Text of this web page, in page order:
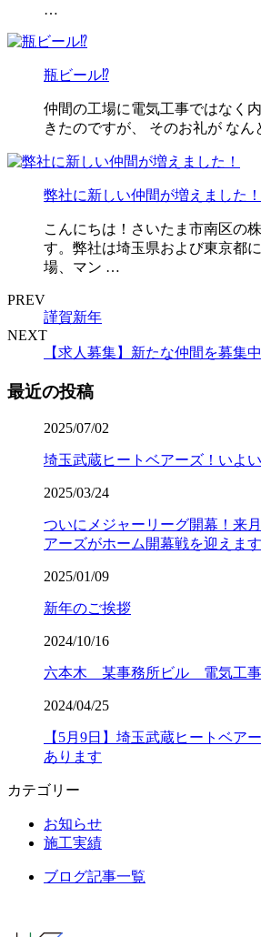
…
瓶ビール⁉️
仲間の工場に電気工事ではなく
きたのですが、 そのお礼が な
弊社に新しい仲間が増えました！
こんにちは！さいたま市南区の
す。弊社は埼玉県および東京都
場、マン …
PREV
謹賀新年
NEXT
【求人募集】新たな仲間を募集中
最近の投稿
2025/07/02
埼玉武蔵ヒートベアーズ！いよ
2025/03/24
ついにメジャーリーグ開幕！来
アーズがホーム開幕戦を迎えます
2025/01/09
新年のご挨拶
2024/10/16
六本木 某事務所ビル 電気工事
2024/04/25
【5月9日】埼玉武蔵ヒートベア
あります
カテゴリー
お知らせ
施工実績
ブログ記事一覧